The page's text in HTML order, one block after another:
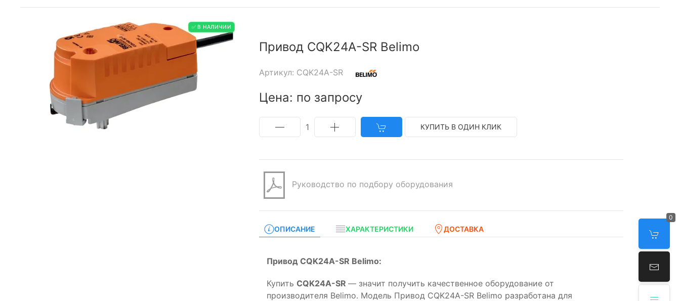
0
✅ В НАЛИЧИИ
Привод CQK24A-SR Belimo
Артикул: CQK24A-SR
Цена: по запросу
1 КУПИТЬ В ОДИН КЛИК
Руководство по подбору оборудования
ОПИСАНИЕ ХАРАКТЕРИСТИКИ ДОСТАВКА
Привод CQK24A-SR Belimo:
Купить CQK24A-SR — значит получить качественное оборудование от
производителя Belimo. Модель Привод CQK24A-SR Belimo разработана для